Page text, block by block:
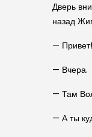
Дверь
назад
—
— Вчера.
— Там
— А ты